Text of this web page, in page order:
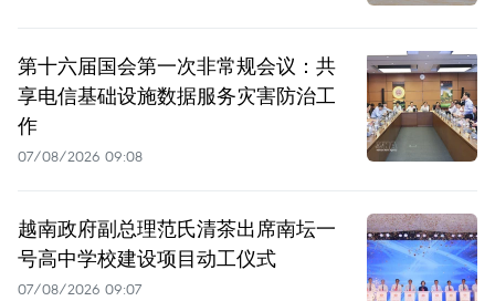
第十六届国会第一次非常规会议：共
享电信基础设施数据服务灾害防治工
作
07/08/2026 09:08
越南政府副总理范氏清茶出席南坛一
号高中学校建设项目动工仪式
07/08/2026 09:07